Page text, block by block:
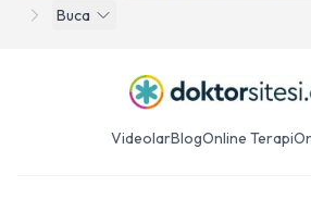
Buca
VideolarBlogOnline Terapi